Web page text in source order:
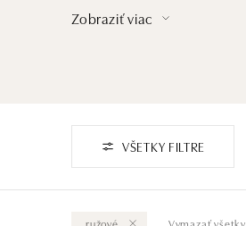
oslavuje krásy planéty.
Zobraziť viac
VŠETKY FILTRE
ružové Vymazať všetky